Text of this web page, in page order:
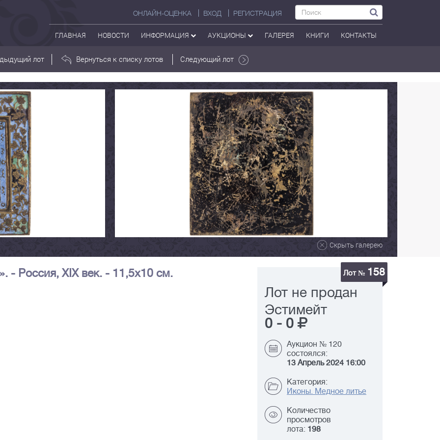
ОНЛАЙН-ОЦЕНКА ВХОД РЕГИСТРАЦИЯ
ГЛАВНАЯ НОВОСТИ ИНФОРМАЦИЯ АУКЦИОНЫ ГАЛЕРЕЯ КНИГИ КОНТАКТЫ
лот Вернуться к списку лотов Следующий лот
Скрыть галерею
- Россия, XIX век. - 11,5х10 см. Лот № 158
Лот не продан
Эстимейт
0 - 0
Аукцион № 120
состоялся:
13 Апрель 2024 16:00
Категория:
Иконы. Медное литье
Количество
просмотров
лота: 198